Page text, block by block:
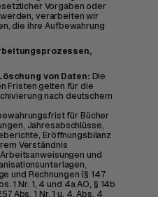
Vorgaben oder
verarbeiten wir
die ihre Aufbewahrung
von Daten: Die
Fristen gelten für die
nach deutschem
für Bücher
Jahresabschlüsse,
Eröffnungsbilanz
Verständnis
und
und Rechnungen (§ 147
1 Nr. 1, 4 und 4a AO, § 14b
Abs. 1 Nr. 1 u. 4, Abs. 4